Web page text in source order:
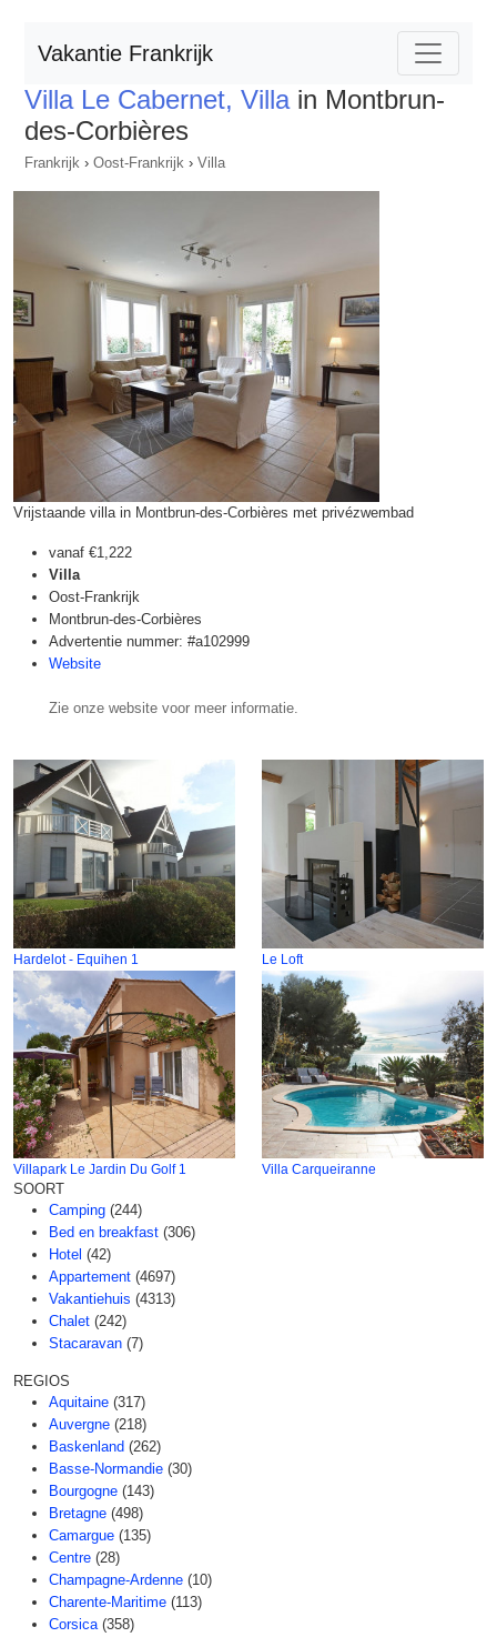
Vakantie Frankrijk
Villa Le Cabernet, Villain Montbrun-
des-Corbières
Frankrijk › Oost-Frankrijk › Villa
Vrijstaande villa in Montbrun-des-Corbières met privézwembad
vanaf €1,222
Villa
Oost-Frankrijk
Montbrun-des-Corbières
Advertentie nummer: #a102999
Website
Zie onze website voor meer informatie.
Hardelot - Equihen 1 Le Loft
Villapark Le Jardin Du Golf 1 Villa Carqueiranne
SOORT
Camping (244)
Bed en breakfast (306)
Hotel (42)
Appartement (4697)
Vakantiehuis (4313)
Chalet (242)
Stacaravan (7)
REGIOS
Aquitaine (317)
Auvergne (218)
Baskenland (262)
Basse-Normandie (30)
Bourgogne (143)
Bretagne (498)
Camargue (135)
Centre (28)
Champagne-Ardenne (10)
Charente-Maritime (113)
Corsica (358)